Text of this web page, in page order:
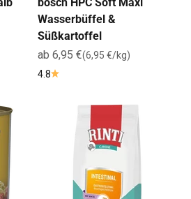
bosch HPC Soft Maxi
Wasserbüffel &
Süßkartoffel
Angebot
ab 6,95 €(6,95 €/kg)
4.8